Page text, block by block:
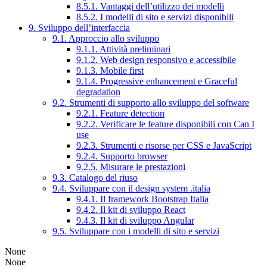
8.5.1. Vantaggi dell’utilizzo dei modelli
8.5.2. I modelli di sito e servizi disponibili
9. Sviluppo dell’interfaccia
9.1. Approccio allo sviluppo
9.1.1. Attività preliminari
9.1.2. Web design responsivo e accessibile
9.1.3. Mobile first
9.1.4. Progressive enhancement e Graceful
degradation
9.2. Strumenti di supporto allo sviluppo del software
9.2.1. Feature detection
9.2.2. Verificare le feature disponibili con Can I
use
9.2.3. Strumenti e risorse per CSS e JavaScript
9.2.4. Supporto browser
9.2.5. Misurare le prestazioni
9.3. Catalogo del riuso
9.4. Sviluppare con il design system .italia
9.4.1. Il framework Bootstrap Italia
9.4.2. Il kit di sviluppo React
9.4.3. Il kit di sviluppo Angular
9.5. Sviluppare con i modelli di sito e servizi
None
None